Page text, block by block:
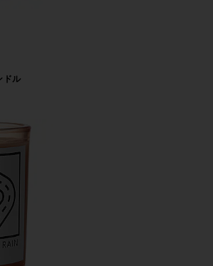
ドル
BIG SUR AFTER RAIN キャンドル